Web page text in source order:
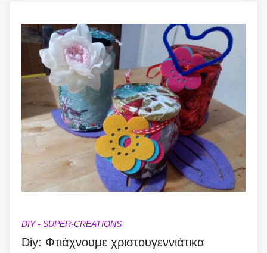
DIY - SUPER-CREATIONS
Diy: Φτιάχνουμε χριστουγεννιάτικα